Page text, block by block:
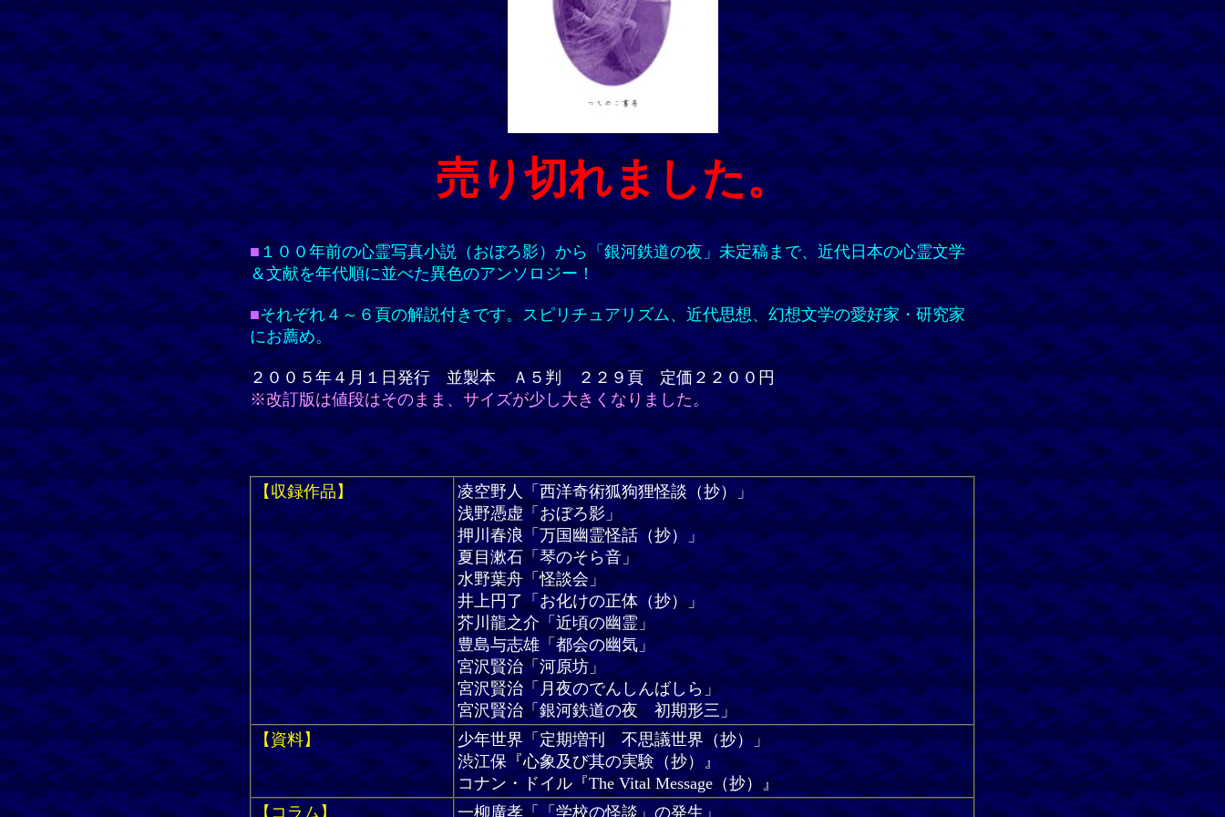
売り切れました。
■１００年前の心霊写真小説（おぼろ影）から「銀河鉄道の夜」未定稿まで、近代日本の心霊文学
＆文献を年代順に並べた異色のアンソロジー！
■それぞれ４～６頁の解説付きです。スピリチュアリズム、近代思想、幻想文学の愛好家・研究家
にお薦め。
２００５年４月１日発行 並製本 Ａ５判 ２２９頁 定価２２００円
※改訂版は値段はそのまま、サイズが少し大きくなりました。
【収録作品】
凌空野人「西洋奇術狐狗狸怪談（抄）」
浅野憑虚「おぼろ影」
押川春浪「万国幽霊怪話（抄）」
夏目漱石「琴のそら音」
水野葉舟「怪談会」
井上円了「お化けの正体（抄）」
芥川龍之介「近頃の幽霊」
豊島与志雄「都会の幽気」
宮沢賢治「河原坊」
宮沢賢治「月夜のでんしんばしら」
宮沢賢治「銀河鉄道の夜 初期形三」
【資料】
少年世界「定期増刊 不思議世界（抄）」
渋江保『心象及び其の実験（抄）』
コナン・ドイル『The Vital Message（抄）』
【コラム】
一柳廣孝「「学校の怪談」の発生」